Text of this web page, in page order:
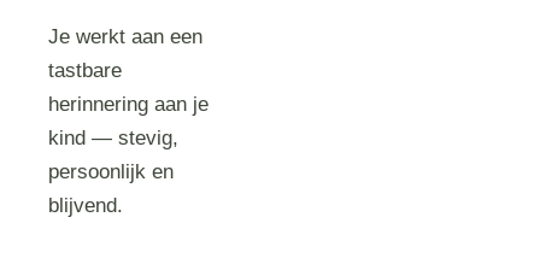
Je werkt aan een
tastbare
herinnering aan je
kind — stevig,
persoonlijk en
blijvend.